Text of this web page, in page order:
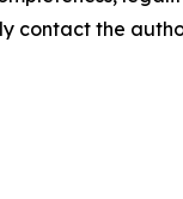
contact the